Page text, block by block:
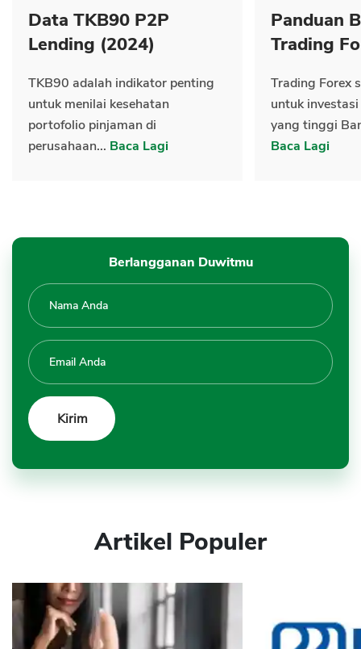
Data TKB90 P2P
Lending (2024)
TKB90 adalah indikator penting
untuk menilai kesehatan
portofolio pinjaman di
perusahaan... Baca Lagi
Panduan
Trading
Trading Forex
untuk
yang tinggi
Baca Lagi
Berlangganan Duwitmu
Artikel Populer